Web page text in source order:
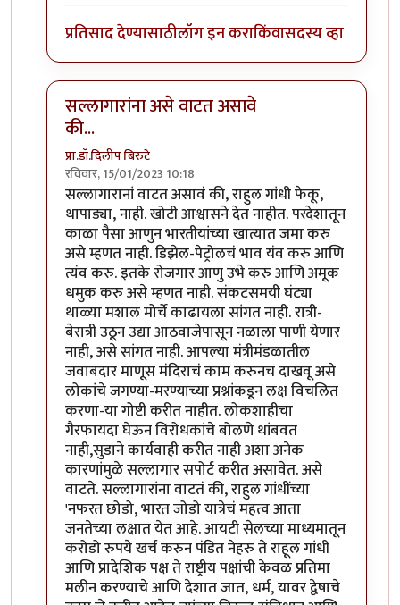
प्रतिसाद देण्यासाठीलॉग इन कराकिंवासदस्य व्हा
सल्लागारांना असे वाटत असावे
की...
प्रा.डॉ.दिलीप बिरुटे
रविवार, 15/01/2023 10:18
In reply toराहूल कसे असतील तसे असोतbyशशिकांत
सल्लागारानां वाटत असावं की, राहुल गांधी फेकू,
थापाड्या, नाही. खोटी आश्वासने देत नाहीत. परदेशातून
काळा पैसा आणुन भारतीयांच्या खात्यात जमा करु
असे म्हणत नाही. डिझेल-पेट्रोलचं भाव यंव करु आणि
त्यंव करु. इतके रोजगार आणु उभे करु आणि अमूक
धमुक करु असे म्हणत नाही. संकटसमयी घंट्या
थाळ्या मशाल मोर्चे काढायला सांगत नाही. रात्री-
बेरात्री उठून उद्या आठवाजेपासून नळाला पाणी येणार
नाही, असे सांगत नाही. आपल्या मंत्रीमंडळातील
जवाबदार माणूस मंदिराचं काम करुनच दाखवू असे
लोकांचे जगण्या-मरण्याच्या प्रश्नांकडून लक्ष विचलित
करणा-या गोष्टी करीत नाहीत. लोकशाहीचा
गैरफायदा घेऊन विरोधकांचे बोलणे थांबवत
नाही,सुडाने कार्यवाही करीत नाही अशा अनेक
कारणांमुळे सल्लागार सपोर्ट करीत असावेत. असे
वाटते. सल्लागारांना वाटतं की, राहुल गांधींच्या
'नफरत छोडो, भारत जोडो यात्रेचं महत्व आता
जनतेच्या लक्षात येत आहे. आयटी सेलच्या माध्यमातून
करोडो रुपये खर्च करुन पंडित नेहरु ते राहूल गांधी
आणि प्रादेशिक पक्ष ते राष्ट्रीय पक्षांची केवळ प्रतिमा
मलीन करण्याचे आणि देशात जात, धर्म, यावर द्वेषाचे